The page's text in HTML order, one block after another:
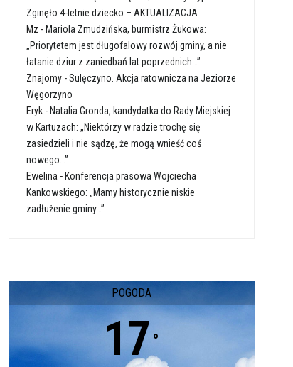
Zginęło 4-letnie dziecko – AKTUALIZACJA
Mz - Mariola Zmudzińska, burmistrz Żukowa:
„Priorytetem jest długofalowy rozwój gminy, a nie
łatanie dziur z zaniedbań lat poprzednich…”
Znajomy -Sulęczyno. Akcja ratownicza na Jeziorze
Węgorzyno
Eryk - Natalia Gronda, kandydatka do Rady Miejskiej
w Kartuzach: „Niektórzy w radzie trochę się
zasiedzieli i nie sądzę, że mogą wnieść coś
nowego…”
Ewelina - Konferencja prasowa Wojciecha
Kankowskiego: „Mamy historycznie niskie
zadłużenie gminy…”
POGODA
17 °